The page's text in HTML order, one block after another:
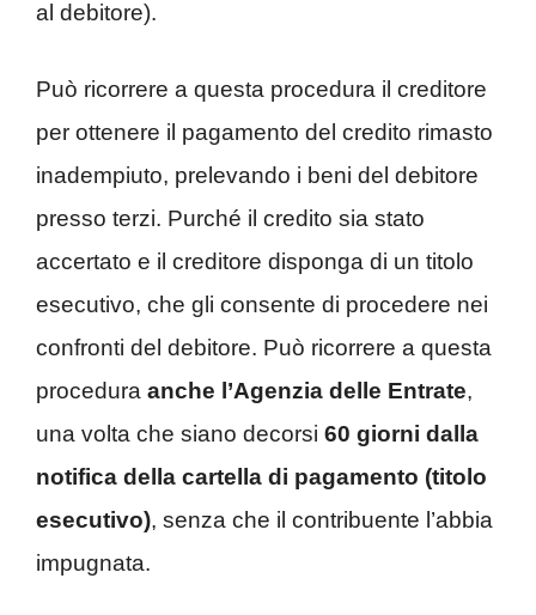
al debitore).
Può ricorrere a questa procedura il creditore
per ottenere il pagamento del credito rimasto
inadempiuto, prelevando i beni del debitore
presso terzi. Purché il credito sia stato
accertato e il creditore disponga di un titolo
esecutivo, che gli consente di procedere nei
confronti del debitore. Può ricorrere a questa
procedura anche l’Agenzia delle Entrate,
una volta che siano decorsi 60 giorni dalla
notifica della cartella di pagamento (titolo
esecutivo), senza che il contribuente l’abbia
impugnata.